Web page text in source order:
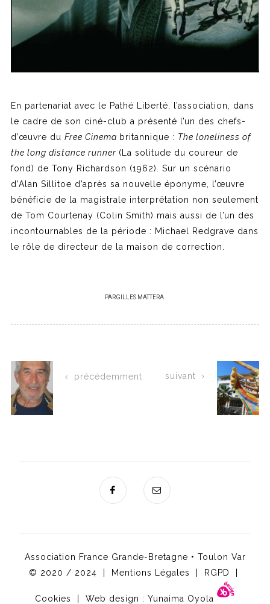
En partenariat avec le Pathé Liberté, l’association, dans
le cadre de son ciné-club a présenté l’un des chefs-
d’œuvre du Free Cinema britannique : The loneliness of
the long distance runner (La solitude du coureur de
fond) de Tony Richardson (1962). Sur un scénario
d’Alan Sillitoe d’après sa nouvelle éponyme, l’œuvre
bénéficie de la magistrale interprétation non seulement
de Tom Courtenay (Colin Smith) mais aussi de l’un des
incontournables de la période : Michael Redgrave dans
le rôle de directeur de la maison de correction.
PARGILLES MATTERA
précédemment suivant
Association France Grande-Bretagne • Toulon Var
© 2020 / 2024 | Mentions Légales | RGPD |
Cookies | Web design : Yunaima Oyola